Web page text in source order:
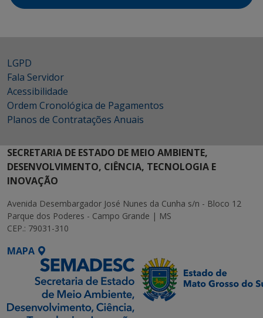
LGPD
Fala Servidor
Acessibilidade
Ordem Cronológica de Pagamentos
Planos de Contratações Anuais
SECRETARIA DE ESTADO DE MEIO AMBIENTE,
DESENVOLVIMENTO, CIÊNCIA, TECNOLOGIA E
INOVAÇÃO
Avenida Desembargador José Nunes da Cunha s/n - Bloco 12
Parque dos Poderes - Campo Grande | MS
CEP.: 79031-310
MAPA